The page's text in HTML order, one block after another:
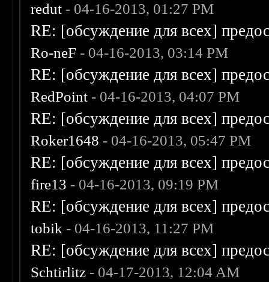
redut - 04-16-2013, 01:27 PM
RE: [обсуждение для всех]
Ro-neF - 04-16-2013, 03:14 PM
RE: [обсуждение для всех]
RedPoint - 04-16-2013, 04:07 PM
RE: [обсуждение для всех]
Roker1648 - 04-16-2013, 05:47 PM
RE: [обсуждение для всех]
fire13 - 04-16-2013, 09:19 PM
RE: [обсуждение для всех]
tobik - 04-16-2013, 11:27 PM
RE: [обсуждение для всех]
Schtirlitz - 04-17-2013, 12:04 AM